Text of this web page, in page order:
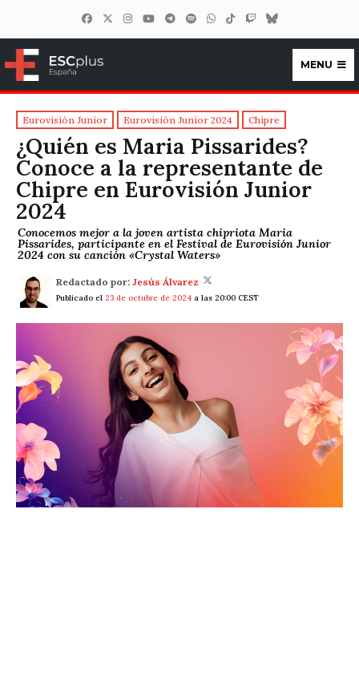
ESCplus España
MENU
Eurovisión Junior Eurovisión Junior 2024 Chipre
¿Quién es Maria Pissarides?
Conoce a la representante de
Chipre en Eurovisión Junior
2024
Conocemos mejor a la joven artista chipriota Maria
Pissarides, participante en el Festival de Eurovisión Junior
2024 con su canción «Crystal Waters»
Redactado por: Jesús Álvarez
Publicado el 23 de octubre de 2024 a las 20:00 CEST